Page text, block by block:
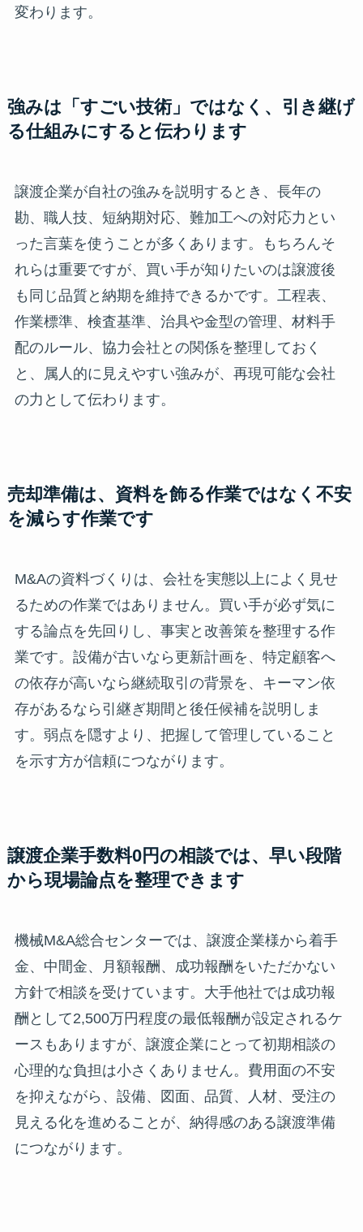
変わります。
強みは「すごい技術」ではなく、引き継げ
る仕組みにすると伝わります
譲渡企業が自社の強みを説明するとき、長年の
勘、職人技、短納期対応、難加工への対応力とい
った言葉を使うことが多くあります。もちろんそ
れらは重要ですが、買い手が知りたいのは譲渡後
も同じ品質と納期を維持できるかです。工程表、
作業標準、検査基準、治具や金型の管理、材料手
配のルール、協力会社との関係を整理しておく
と、属人的に見えやすい強みが、再現可能な会社
の力として伝わります。
売却準備は、資料を飾る作業ではなく不安
を減らす作業です
M&Aの資料づくりは、会社を実態以上によく見せ
るための作業ではありません。買い手が必ず気に
する論点を先回りし、事実と改善策を整理する作
業です。設備が古いなら更新計画を、特定顧客へ
の依存が高いなら継続取引の背景を、キーマン依
存があるなら引継ぎ期間と後任候補を説明しま
す。弱点を隠すより、把握して管理していること
を示す方が信頼につながります。
譲渡企業手数料0円の相談では、早い段階
から現場論点を整理できます
機械M&A総合センターでは、譲渡企業様から着手
金、中間金、月額報酬、成功報酬をいただかない
方針で相談を受けています。大手他社では成功報
酬として2,500万円程度の最低報酬が設定されるケ
ースもありますが、譲渡企業にとって初期相談の
心理的な負担は小さくありません。費用面の不安
を抑えながら、設備、図面、品質、人材、受注の
見える化を進めることが、納得感のある譲渡準備
につながります。